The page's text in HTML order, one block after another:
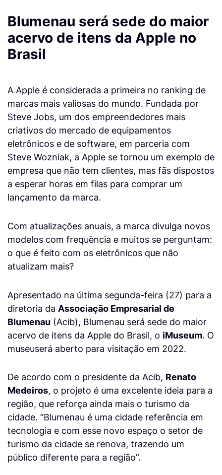
Blumenau será sede do maior
acervo de itens da Apple no
Brasil
A Apple é considerada a primeira no ranking de
marcas mais valiosas do mundo. Fundada por
Steve Jobs, um dos empreendedores mais
criativos do mercado de equipamentos
eletrônicos e de software, em parceria com
Steve Wozniak, a Apple se tornou um exemplo de
empresa que não tem clientes, mas fãs dispostos
a esperar horas em filas para comprar um
lançamento da marca.
Com atualizações anuais, a marca divulga novos
modelos com frequência e muitos se perguntam:
o que é feito com os eletrônicos que não
atualizam mais?
Apresentado na última segunda-feira (27) para a
diretoria da Associação Empresarial de
Blumenau (Acib), Blumenau será sede do maior
acervo de itens da Apple do Brasil, o iMuseum. O
museuserá aberto para visitação em 2022.
De acordo com o presidente da Acib, Renato
Medeiros, o projeto é uma excelente ideia para a
região, que reforça ainda mais o turismo da
cidade. “Blumenau é uma cidade referência em
tecnologia e com esse novo espaço o setor de
turismo da cidade se renova, trazendo um
público diferente para a região”.